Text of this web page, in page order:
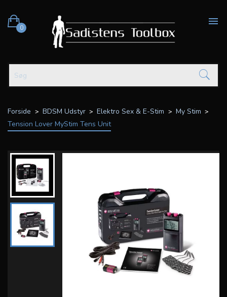
0

Forside BDSM Udstyr Elektro Sex & E-Stim
My Stim
Tension Lover MyStim Tens Unit